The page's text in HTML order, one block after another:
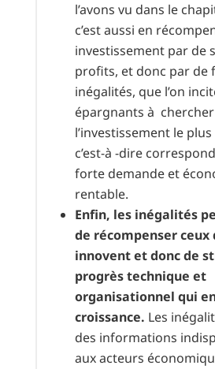
l’avons vu dans le
c’est aussi en
investissement par de
profits, et donc par de
inégalités, que l’on
épargnants à chercher
l’investissement le
c’est-à -dire
forte demande et
rentable.
Enfin, les inégalités
de récompenser ceux
innovent et donc de
progrès technique et
organisationnel qui
croissance. Les
des informations
aux acteurs